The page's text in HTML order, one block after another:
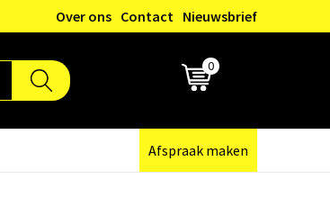
Over ons Contact Nieuwsbrief
0
Afspraak maken